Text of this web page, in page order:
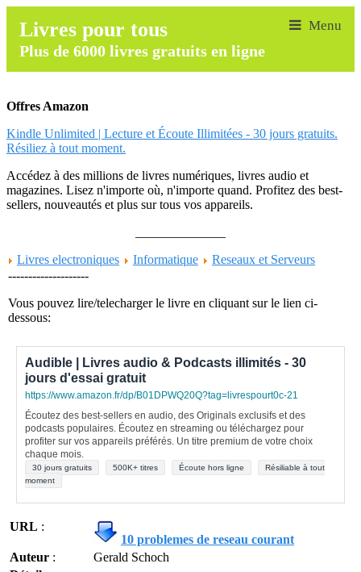
Livres pour tous
Plus de 6000 livres gratuits en ligne
Offres Amazon
Kindle Unlimited | Lecture et Écoute Illimitées - 30 jours gratuits.
Résiliez à tout moment.
Accédez à des millions de livres numériques, livres audio et
magazines. Lisez n'importe où, n'importe quand. Profitez des best-
sellers, nouveautés et plus sur tous vos appareils.
Livres electroniques
Informatique
Reseaux et Serveurs
--------------------
Vous pouvez lire/telecharger le livre en cliquant sur le lien ci-
dessous:
Audible | Livres audio & Podcasts illimités - 30
jours d'essai gratuit
https://www.amazon.fr/dp/B01DPWQ20Q?tag=livrespourt0c-21
Écoutez des best-sellers en audio, des Originals exclusifs et des
podcasts populaires. Écoutez en streaming ou téléchargez pour
profiter sur vos appareils préférés. Un titre premium de votre choix
chaque mois.
30 jours gratuits 500K+ titres Écoute hors ligne
Résiliable à tout
moment
URL :
10 problemes de reseau courant
Auteur :
Gerald Schoch